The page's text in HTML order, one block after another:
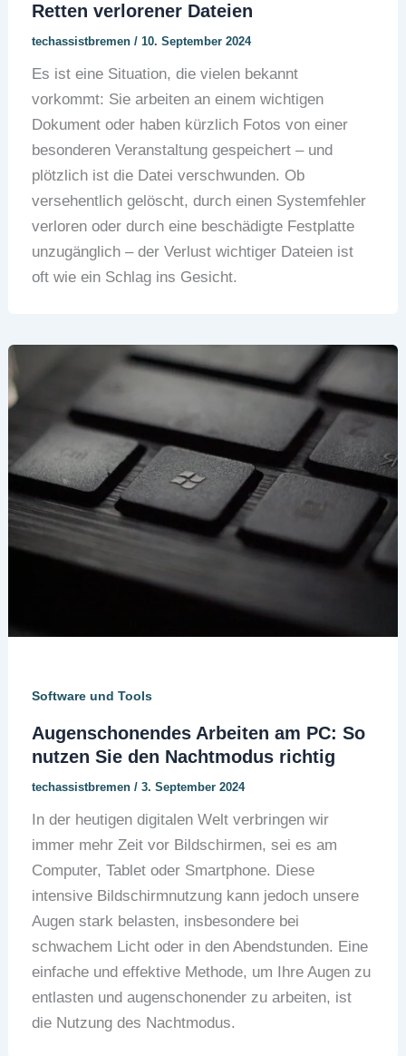
Retten verlorener Dateien
techassistbremen / 10. September 2024
Es ist eine Situation, die vielen bekannt
vorkommt: Sie arbeiten an einem wichtigen
Dokument oder haben kürzlich Fotos von einer
besonderen Veranstaltung gespeichert – und
plötzlich ist die Datei verschwunden. Ob
versehentlich gelöscht, durch einen Systemfehler
verloren oder durch eine beschädigte Festplatte
unzugänglich – der Verlust wichtiger Dateien ist
oft wie ein Schlag ins Gesicht.
Software und Tools
Augenschonendes Arbeiten am PC: So
nutzen Sie den Nachtmodus richtig
techassistbremen / 3. September 2024
In der heutigen digitalen Welt verbringen wir
immer mehr Zeit vor Bildschirmen, sei es am
Computer, Tablet oder Smartphone. Diese
intensive Bildschirmnutzung kann jedoch unsere
Augen stark belasten, insbesondere bei
schwachem Licht oder in den Abendstunden. Eine
einfache und effektive Methode, um Ihre Augen zu
entlasten und augenschonender zu arbeiten, ist
die Nutzung des Nachtmodus.